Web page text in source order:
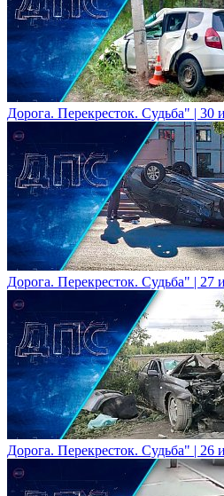
Дорога. Перекресток. Судьба" |
Дорога. Перекресток. Судьба" |
Дорога. Перекресток. Судьба" |